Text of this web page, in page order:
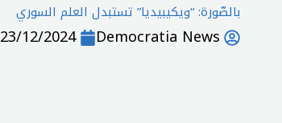
بالصّورة: “ويكيبيديا” تستبدل العلم السوري
Democratia News
23/12/2024